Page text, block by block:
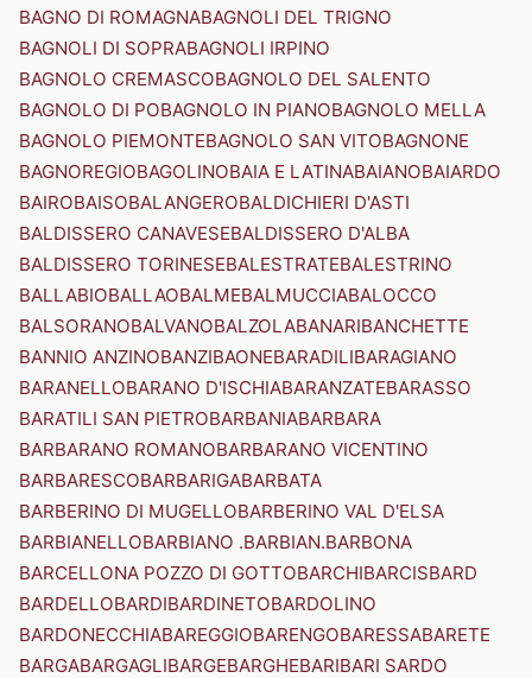
BAGNO DI ROMAGNABAGNOLI DEL TRIGNO
BAGNOLI DI SOPRABAGNOLI IRPINO
BAGNOLO CREMASCOBAGNOLO DEL SALENTO
BAGNOLO DI POBAGNOLO IN PIANOBAGNOLO MELLA
BAGNOLO PIEMONTEBAGNOLO SAN VITOBAGNONE
BAGNOREGIOBAGOLINOBAIA E LATINABAIANOBAIARDO
BAIROBAISOBALANGEROBALDICHIERI D'ASTI
BALDISSERO CANAVESEBALDISSERO D'ALBA
BALDISSERO TORINESEBALESTRATEBALESTRINO
BALLABIOBALLAOBALMEBALMUCCIABALOCCO
BALSORANOBALVANOBALZOLABANARIBANCHETTE
BANNIO ANZINOBANZIBAONEBARADILIBARAGIANO
BARANELLOBARANO D'ISCHIABARANZATEBARASSO
BARATILI SAN PIETROBARBANIABARBARA
BARBARANO ROMANOBARBARANO VICENTINO
BARBARESCOBARBARIGABARBATA
BARBERINO DI MUGELLOBARBERINO VAL D'ELSA
BARBIANELLOBARBIANO .BARBIAN.BARBONA
BARCELLONA POZZO DI GOTTOBARCHIBARCISBARD
BARDELLOBARDIBARDINETOBARDOLINO
BARDONECCHIABAREGGIOBARENGOBARESSABARETE
BARGABARGAGLIBARGEBARGHEBARIBARI SARDO